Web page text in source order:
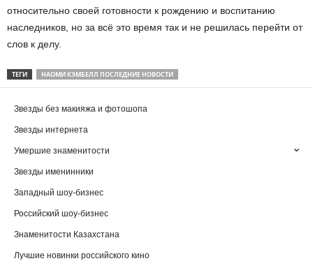
относительно своей готовности к рождению и воспитанию
наследников, но за всё это время так и не решилась перейти от
слов к делу.
ТЕГИ НАОМИ КЭМБЕЛЛ ПОСЛЕДНИЕ НОВОСТИ
Звезды без макияжа и фотошопа
Звезды интернета
Умершие знаменитости
Звезды именинники
Западный шоу-бизнес
Российский шоу-бизнес
Знаменитости Казахстана
Лучшие новинки российского кино